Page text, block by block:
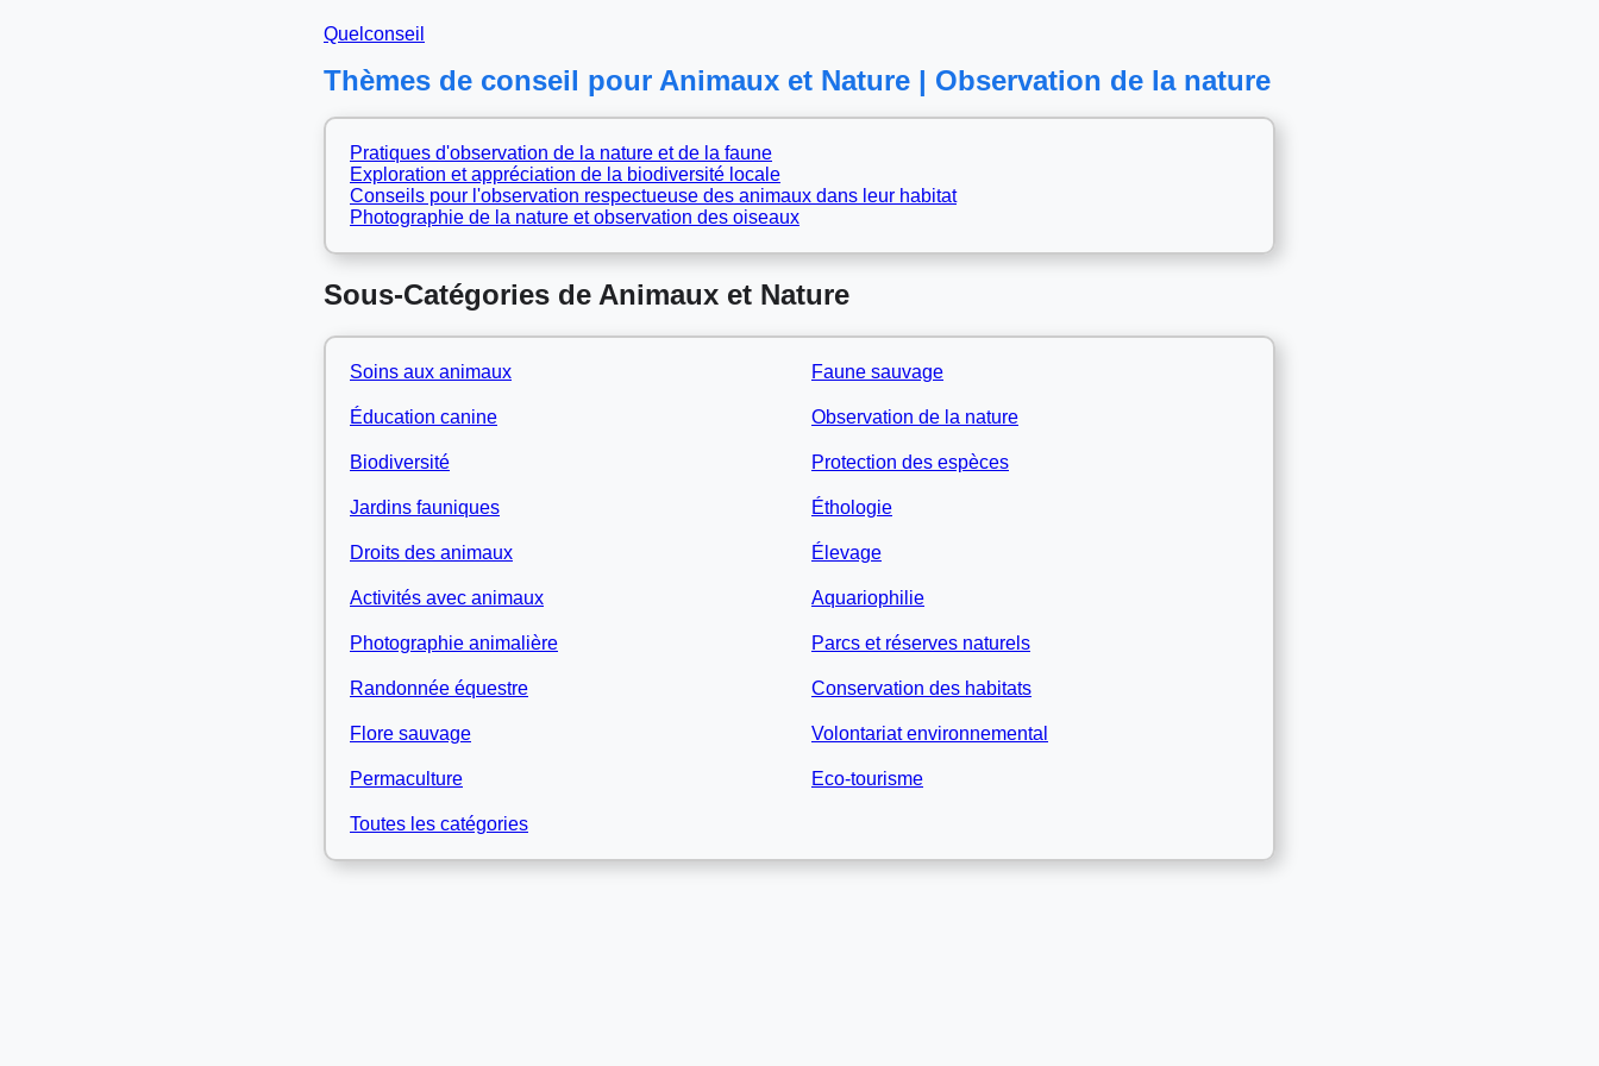
Quelconseil
Thèmes de conseil pour Animaux et Nature | Observation de la nature
Pratiques d'observation de la nature et de la faune
Exploration et appréciation de la biodiversité locale
Conseils pour l'observation respectueuse des animaux dans leur habitat
Photographie de la nature et observation des oiseaux
Sous-Catégories de Animaux et Nature
Soins aux animaux Faune sauvage
Éducation canine Observation de la nature
Biodiversité Protection des espèces
Jardins fauniques Éthologie
Droits des animaux Élevage
Activités avec animaux Aquariophilie
Photographie animalière Parcs et réserves naturels
Randonnée équestre Conservation des habitats
Flore sauvage Volontariat environnemental
Permaculture Eco-tourisme
Toutes les catégories